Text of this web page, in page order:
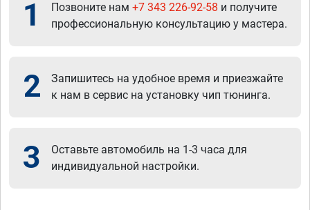
1 Позвоните нам +7 343 226-92-58 и получите
профессиональную консультацию у мастера.
2
Запишитесь на удобное время и приезжайте
к нам в сервис на установку чип тюнинга.
3
Оставьте автомобиль на 1-3 часа для
индивидуальной настройки.